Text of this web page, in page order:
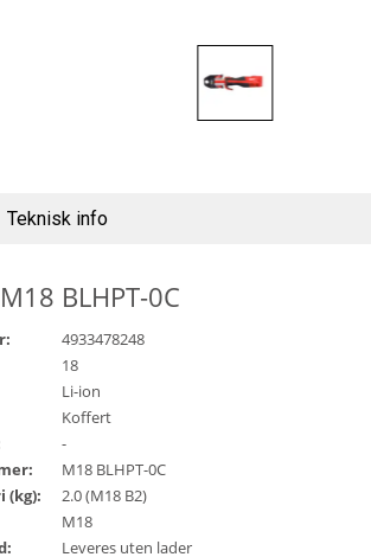
Teknisk info
BLHPT-0C
4933478248
18
Li-ion
Koffert
-
M18 BLHPT-0C
(kg):
2.0 (M18 B2)
M18
Leveres uten lader